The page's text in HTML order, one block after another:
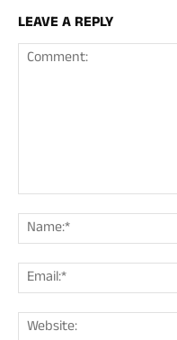
LEAVE A REPLY